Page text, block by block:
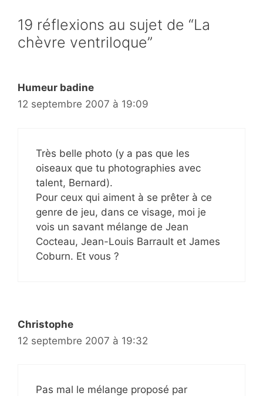
19 réflexions au sujet de “La
chèvre ventriloque”
Humeur badine
12 septembre 2007 à 19:09
Très belle photo (y a pas que les
oiseaux que tu photographies avec
talent, Bernard).
Pour ceux qui aiment à se prêter à ce
genre de jeu, dans ce visage, moi je
vois un savant mélange de Jean
Cocteau, Jean-Louis Barrault et James
Coburn. Et vous ?
Christophe
12 septembre 2007 à 19:32
Pas mal le mélange proposé par